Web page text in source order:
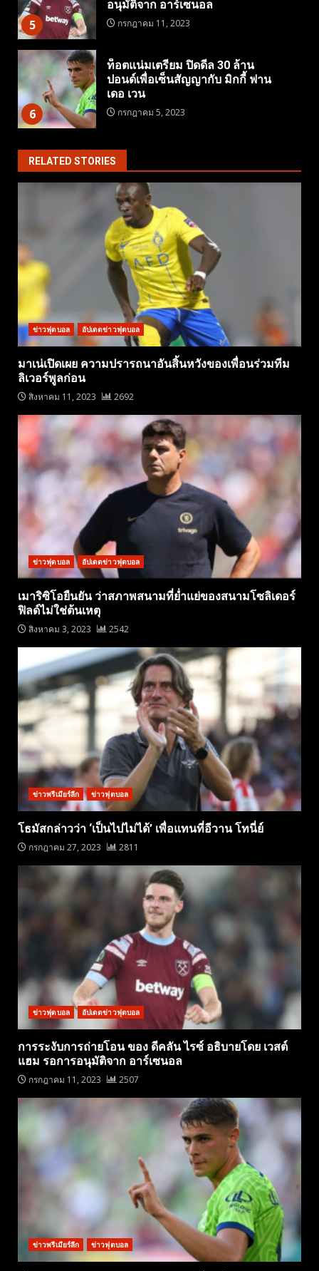
5
อนุมัติจาก อาร์เซนอล
กรกฎาคม 11, 2023
6
ท็อตแน่มเตรียม ปิดดีล 30 ล้าน
ปอนด์เพื่อเซ็นสัญญากับ มิกกี้ ฟาน
เดอ เวน
กรกฎาคม 5, 2023
RELATED STORIES
ข่าวฟุตบอล อัปเดตข่าวฟุตบอล
มาเน่เปิดเผย ความปรารถนาอันสิ้นหวังของเพื่อนร่วมทีม
ลิเวอร์พูลก่อน
สิงหาคม 11, 2023 2692
ข่าวฟุตบอล อัปเดตข่าวฟุตบอล
เมาริซิโอยืนยัน ว่าสภาพสนามที่ย่ำแย่ของสนามโซลิเดอร์
ฟิลด์ไม่ใช่ต้นเหตุ
สิงหาคม 3, 2023 2542
ข่าวพรีเมียร์ลีก ข่าวฟุตบอล
โธมัสกล่าวว่า ‘เป็นไปไม่ได้’ เพื่อแทนที่อีวาน โทนี่ย์
กรกฎาคม 27, 2023 2811
ข่าวฟุตบอล อัปเดตข่าวฟุตบอล
การระงับการถ่ายโอน ของ ดีคลัน ไรซ์ อธิบายโดย เวสต์
แฮม รอการอนุมัติจาก อาร์เซนอล
กรกฎาคม 11, 2023 2507
ข่าวพรีเมียร์ลีก ข่าวฟุตบอล